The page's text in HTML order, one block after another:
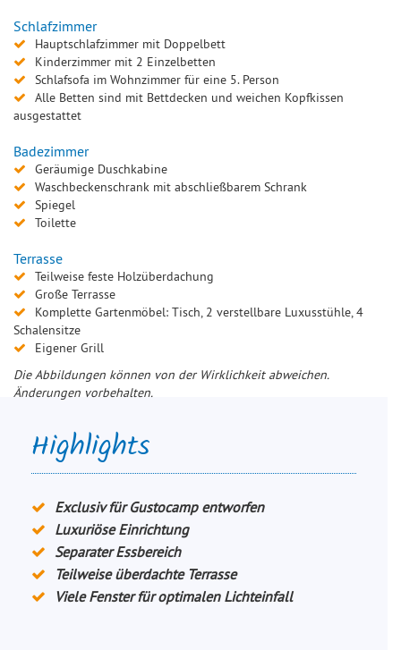
Schlafzimmer
Hauptschlafzimmer mit Doppelbett
Kinderzimmer mit 2 Einzelbetten
Schlafsofa im Wohnzimmer für eine 5. Person
Alle Betten sind mit Bettdecken und weichen Kopfkissen
ausgestattet
Badezimmer
Geräumige Duschkabine
Waschbeckenschrank mit abschließbarem Schrank
Spiegel
Toilette
Terrasse
Teilweise feste Holzüberdachung
Große Terrasse
Komplette Gartenmöbel: Tisch, 2 verstellbare Luxusstühle, 4
Schalensitze
Eigener Grill
Die Abbildungen können von der Wirklichkeit abweichen.
Änderungen vorbehalten.
Highlights
Exclusiv für Gustocamp entworfen
Luxuriöse Einrichtung
Separater Essbereich
Teilweise überdachte Terrasse
Viele Fenster für optimalen Lichteinfall